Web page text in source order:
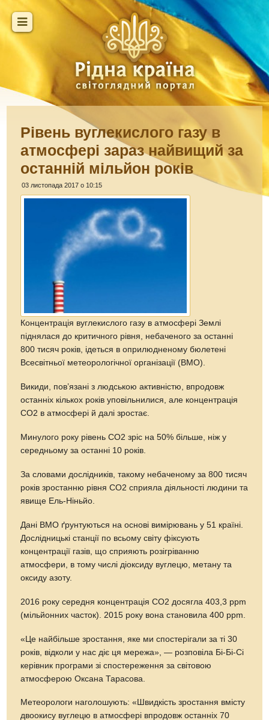
Рівень вуглекислого газу в
атмосфері зараз найвищий за
останній мільйон років
03 листопада 2017 о 10:15
Концентрація вуглекислого газу в атмосфері Землі
піднялася до критичного рівня, небаченого за останні
800 тисяч років, iдеться в оприлюдненому бюлетені
Всесвітньої метеорологічної організації (ВМО).
Викиди, пов’язані з людською активністю, впродовж
останніх кількох років уповільнилися, але концентрація
СО2 в атмосфері й далі зростає.
Минулого року рівень СО2 зріс на 50% більше, ніж у
середньому за останні 10 років.
За словами дослідників, такому небаченому за 800 тисяч
років зростанню рівня СО2 сприяла діяльності людини та
явище Ель-Ніньйо.
Дані ВМО ґрунтуються на основі вимірювань у 51 країні.
Дослідницькі станції по всьому світу фіксують
концентрації газів, що сприяють розігріванню
атмосфери, в тому числі діоксиду вуглецю, метану та
оксиду азоту.
2016 року середня концентрація СО2 досягла 403,3 ppm
(мільйонних часток). 2015 року вона становила 400 ppm.
«Це найбільше зростання, яке ми спостерігали за ті 30
років, відколи у нас діє ця мережа», — розповіла Бі-Бі-Сі
керівник програми зі спостереження за світовою
атмосферою Оксана Тарасова.
Метеорологи наголошують: «Швидкість зростання вмісту
двоокису вуглецю в атмосфері впродовж останніх 70